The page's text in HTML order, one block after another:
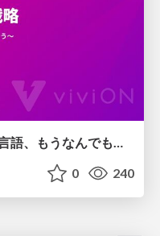
AI時代のPHPer生存戦略 ～「言語、もうなんでもよくない？」に本気で向き合う～
0 240